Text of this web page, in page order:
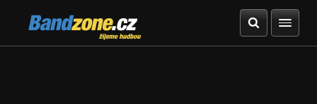
Bandzone.cz
žijeme hudbou